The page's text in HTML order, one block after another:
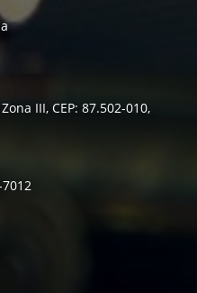
III, CEP: 87.502-010,